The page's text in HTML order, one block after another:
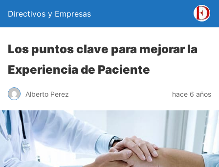
Directivos y Empresas
Los puntos clave para mejorar la
Experiencia de Paciente
Alberto Perez hace 6 años